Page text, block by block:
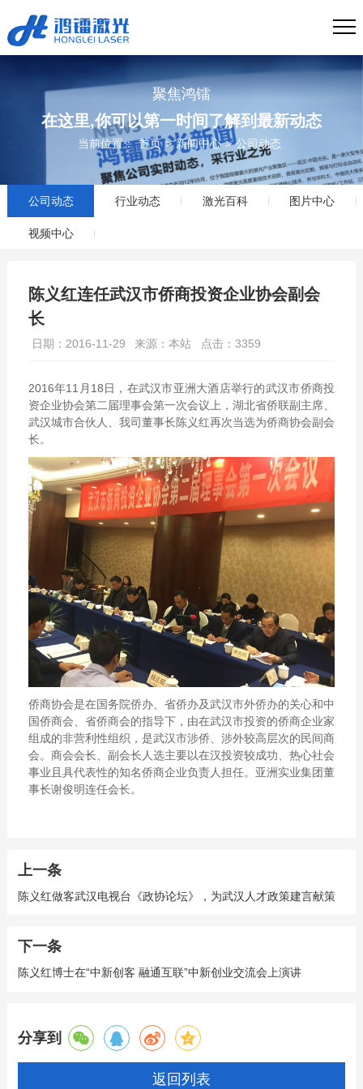
聚焦鸿镭
在这里,你可以第一时间了解到最新动态
当前位置： 首页 > 新闻中心 > 公司动态
公司动态 行业动态 激光百科 图片中心
视频中心
陈义红连任武汉市侨商投资企业协会副会
长
日期：2016-11-29 来源：本站 点击：3359
2016年11月18日，在武汉市亚洲大酒店举行的武汉市侨商投
资企业协会第二届理事会第一次会议上，湖北省侨联副主席、
武汉城市合伙人、我司董事长陈义红再次当选为侨商协会副会
长。
侨商协会是在国务院侨办、省侨办及武汉市外侨办的关心和中
国侨商会、省侨商会的指导下，由在武汉市投资的侨商企业家
组成的非营利性组织，是武汉市涉侨、涉外较高层次的民间商
会。商会会长、副会长人选主要以在汉投资较成功、热心社会
事业且具代表性的知名侨商企业负责人担任。亚洲实业集团董
事长谢俊明连任会长。
上一条
陈义红做客武汉电视台《政协论坛》，为武汉人才政策建言献策
下一条
陈义红博士在“中新创客 融通互联”中新创业交流会上演讲
分享到
返回列表